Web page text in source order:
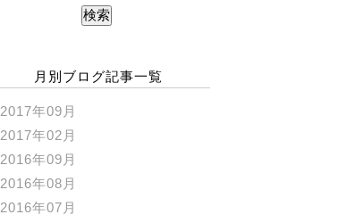
月別ブログ記事一覧
2017年09月
2017年02月
2016年09月
2016年08月
2016年07月